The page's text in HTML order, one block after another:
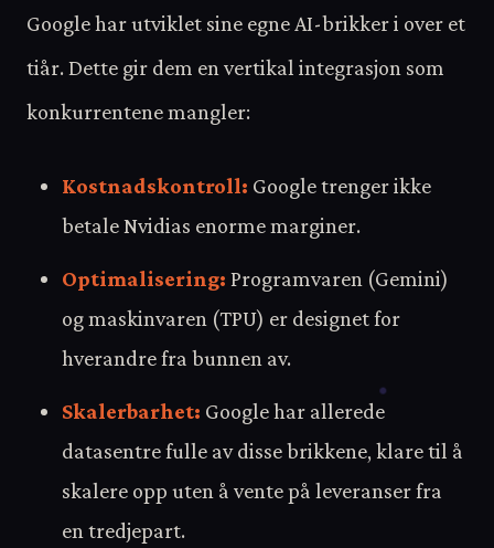
Google har utviklet sine egne AI-brikker i over et
tiår. Dette gir dem en vertikal integrasjon som
konkurrentene mangler:
Kostnadskontroll: Google trenger ikke
betale Nvidias enorme marginer.
Optimalisering: Programvaren (Gemini)
og maskinvaren (TPU) er designet for
hverandre fra bunnen av.
Skalerbarhet: Google har allerede
datasentre fulle av disse brikkene, klare til å
skalere opp uten å vente på leveranser fra
en tredjepart.